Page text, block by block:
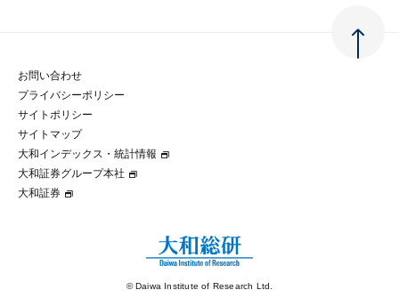
金融経済教育等
コラム
大和インデックス・統計情報
マルチステークホルダー方針
パートナーシップ構築宣言
大和総研の歩み
グループ会社
経験者採用
お問い合わせ
プライバシーポリシー
サイトポリシー
サイトマップ
大和インデックス・統計情報
大和証券グループ本社
大和証券
© Daiwa Institute of Research Ltd.